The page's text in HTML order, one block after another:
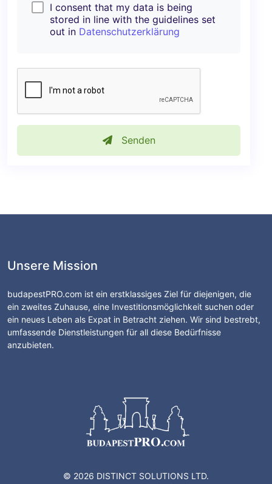
I consent that my data is being
stored in line with the guidelines set
out in Datenschutzerklärung
Senden
Unsere Mission
budapestPRO.com ist ein erstklassiges Ziel für diejenigen, die
ein zweites Zuhause, eine Investitionsmöglichkeit suchen oder
ein neues Leben als Expat in Betracht ziehen. Wir sind bestrebt,
umfassende Dienstleistungen für all diese Bedürfnisse
anzubieten.
© 2026 DISTINCT SOLUTIONS LTD.